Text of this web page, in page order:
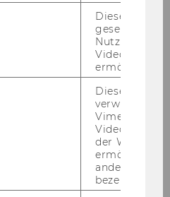
Dieses
gesetzt, um
Nutzung des
Videoplayers
ermöglichen
Dieses
verwendet,
Vimeo-
der WU-
ermöglichen
andere nicht
bezeichnete